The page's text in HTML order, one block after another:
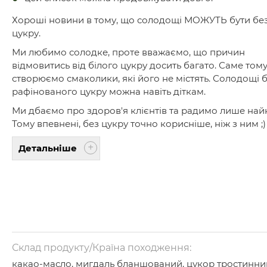
Хороші новини в тому, що солодощі МОЖУТЬ бути
цукру.
Ми любимо солодке, проте вважаємо, що причин
відмовитись від білого цукру досить багато. Саме тому
створюємо смаколики, які його не містять. Солодощі
рафінованого цукру можна навіть діткам.
Ми дбаємо про здоров'я клієнтів та радимо лише
Тому впевнені, без цукру точно корисніше, ніж з ним ;)
Детальніше
Склад продукту/Країна походження:
какао-масло, мигдаль бланшований, цукор